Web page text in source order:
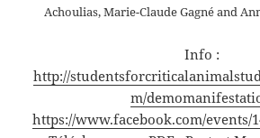
Achoulias, Marie-Claude Gagné and
Info :
http://
m/
https://www.facebook.com/events/